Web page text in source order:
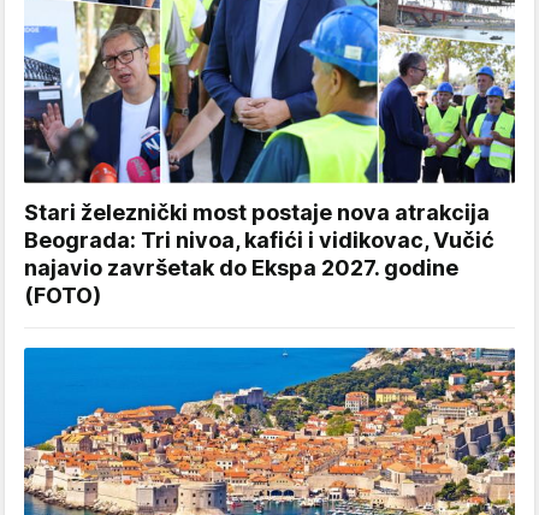
Stari železnički most postaje nova atrakcija
Beograda: Tri nivoa, kafići i vidikovac, Vučić
najavio završetak do Ekspa 2027. godine
(FOTO)